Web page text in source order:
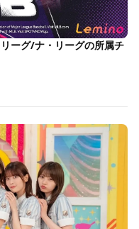
ーグ/ナ・リーグの所属チ